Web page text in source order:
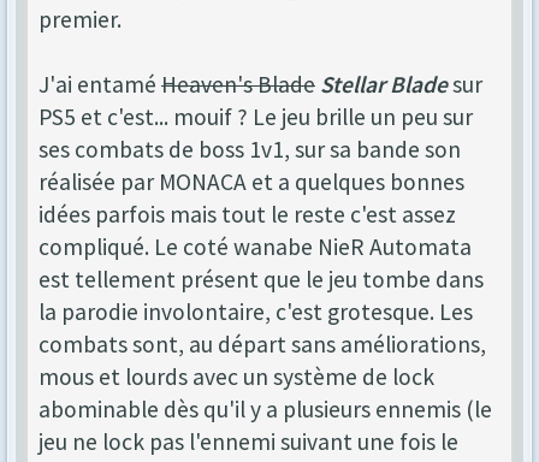
premier.
J'ai entamé Heaven's Blade Stellar Bladesur
PS5 et c'est... mouif ? Le jeu brille un peu sur
ses combats de boss 1v1, sur sa bande son
réalisée par MONACA et a quelques bonnes
idées parfois mais tout le reste c'est assez
compliqué. Le coté wanabe NieR Automata
est tellement présent que le jeu tombe dans
la parodie involontaire, c'est grotesque. Les
combats sont, au départ sans améliorations,
mous et lourds avec un système de lock
abominable dès qu'il y a plusieurs ennemis (le
jeu ne lock pas l'ennemi suivant une fois le